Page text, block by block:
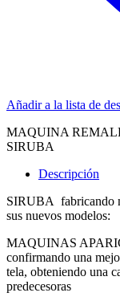
Añadir a la lista de
MAQUINA
SIRUBA
Descripción
SIRUBA fabricando
sus nuevos modelos:
MAQUINAS
confirmando una
tela, obteniendo una
predecesoras